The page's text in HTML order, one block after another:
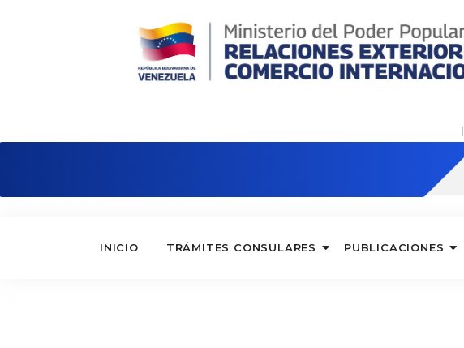
INICIO TRÁMITES CONSULARES PUBLICACIONES